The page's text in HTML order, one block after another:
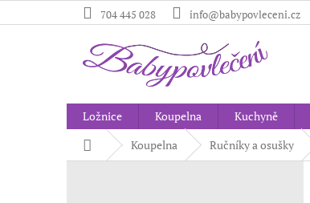
na
704 445 028 info@babypovleceni.cz
Ložnice Koupelna Kuchyně
Domů Koupelna Ručníky a osušky